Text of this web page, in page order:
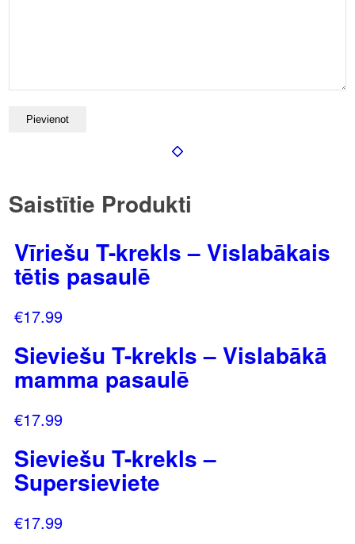
Saistītie Produkti
Vīriešu T-krekls – Vislabākais
tētis pasaulē
€17.99
Sieviešu T-krekls – Vislabākā
mamma pasaulē
€17.99
Sieviešu T-krekls –
Supersieviete
€17.99